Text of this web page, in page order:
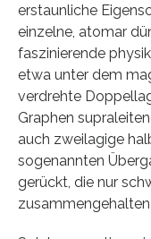
erstaunliche
einzelne, atomar
faszinierende
etwa unter dem
verdrehte
Graphen
auch zweilagige
sogenannten
gerückt, die nur